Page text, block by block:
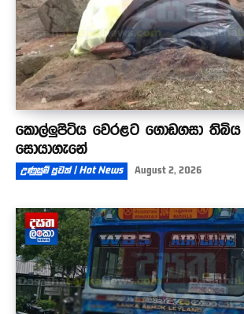
කොල්ලුපිටිය වෙරළට ගොඩගසා
සොයාගැනේ
උණුසුම් පුවත් | Hot News August 2, 2026